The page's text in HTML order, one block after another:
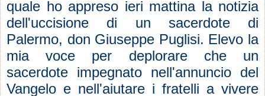
quale ho appreso ieri mattina la notizia
dell'uccisione di un sacerdote di
Palermo, don Giuseppe Puglisi. Elevo la
mia voce per deplorare che un
sacerdote impegnato nell'annuncio del
Vangelo e nell'aiutare i fratelli a vivere